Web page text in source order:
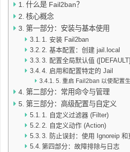
什么是 Fail2ban？
核心概念
第一部分：安装与基本使用
1. 安装 Fail2ban
2. 基本配置：创建 jail.local
3. 配置全局默认值
4. 启用和配置特定的 Jail
5. 重启 Fail2ban 以使配置
第二部分：常用命令与管理
第三部分：高级配置与自定义
1. 自定义过滤器 (Filter)
2. 自定义动作 (Action)
3. 防止误封：使用 Ignoreip
第四部分：故障排除与日志